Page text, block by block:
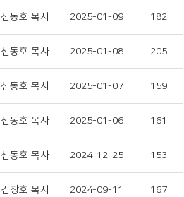
신동호 목사 2025-01-09 182
신동호 목사 2025-01-08 205
신동호 목사 2025-01-07 159
신동호 목사 2025-01-06 161
신동호 목사 2024-12-25 153
김창호 목사 2024-09-11 167